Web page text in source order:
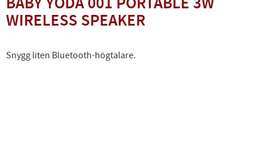
WIRELESS SPEAKER
Snygg liten Bluetooth-högtalare.